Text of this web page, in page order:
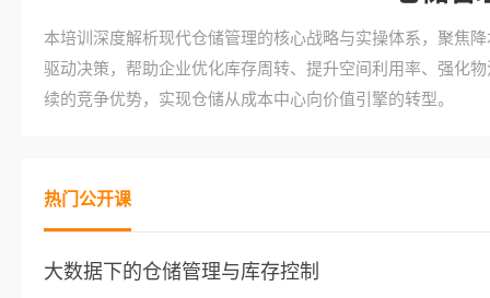
本培训深度解析现代仓储管理的核心战略与实操体系，聚焦
驱动决策，帮助企业优化库存周转、提升空间利用率、强化
续的竞争优势，实现仓储从成本中心向价值引擎的转型。
热门公开课
大数据下的仓储管理与库存控制